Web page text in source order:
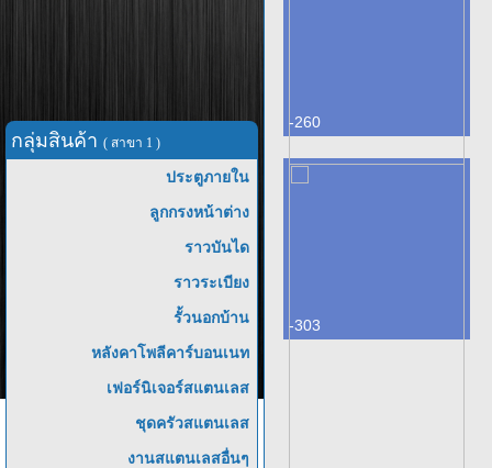
กลุ่มสินค้า ( สาขา 1 )
ประตูภายใน
ลูกกรงหน้าต่าง
ราวบันได
ราวระเบียง
รั้วนอกบ้าน
หลังคาโพลีคาร์บอนเนท
เฟอร์นิเจอร์สแตนเลส
ชุดครัวสแตนเลส
งานสแตนเลสอื่นๆ
-260
-303